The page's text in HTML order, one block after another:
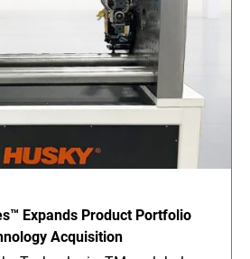
Expands Product Portfolio
Acquisition